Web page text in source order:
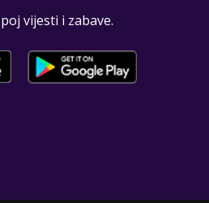
vijesti i zabave.